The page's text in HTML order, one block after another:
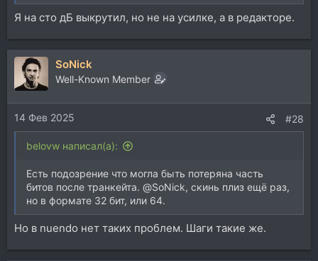
Я на сто дБ выкрутил, но не на усилке, а в редакторе.
SoNick
Well-Known Member
14 Фев 2025 #28
belovw написал(а):
Есть подозрение что могла быть потеряна часть
битов после транкейта. @SoNick, скинь плиз ещё раз,
но в формате 32 бит, или 64.
Но в nuendo нет таких проблем. Шаги такие же.